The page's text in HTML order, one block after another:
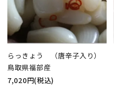
らっきょう （唐辛子入り）
鳥取県福部産
7,020円(税込)